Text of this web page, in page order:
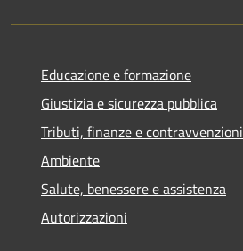
Educazione e formazione
Giustizia e sicurezza pubblica
Tributi, finanze e contravvenzioni
Ambiente
Salute, benessere e assistenza
Autorizzazioni